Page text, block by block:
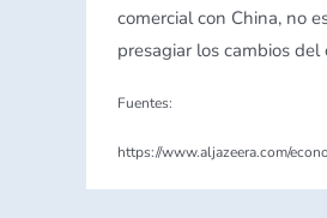
comercial con China, no
presagiar los cambios
Fuentes:
https://www.aljazeera.com/